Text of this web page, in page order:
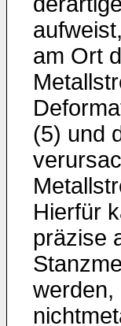
am Ort
(5) und
Hierfür
präzise
werden,